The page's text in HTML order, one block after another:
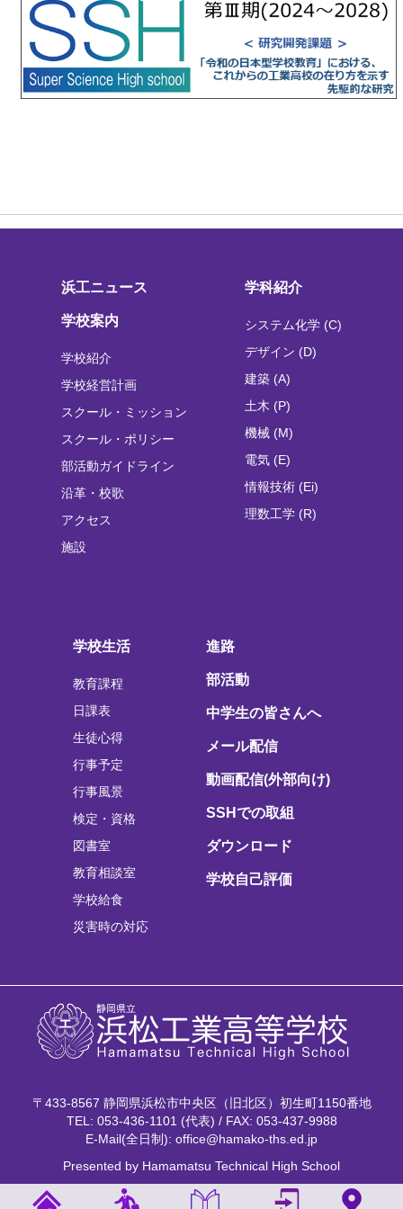
浜工ニュース
学校案内
学校紹介
学校経営計画
スクール・ミッション
スクール・ポリシー
部活動ガイドライン
沿革・校歌
アクセス
施設
学科紹介
システム化学 (C)
デザイン (D)
建築 (A)
土木 (P)
機械 (M)
電気 (E)
情報技術 (Ei)
理数工学 (R)
学校生活
教育課程
日課表
生徒心得
行事予定
行事風景
検定・資格
図書室
教育相談室
学校給食
災害時の対応
進路
部活動
中学生の皆さんへ
メール配信
動画配信(外部向け)
SSHでの取組
ダウンロード
学校自己評価
〒433-8567 静岡県浜松市中央区（旧北区）初生町1150番地
TEL: 053-436-1101 (代表) / FAX: 053-437-9988
E-Mail(全日制): office@hamako-ths.ed.jp
Presented by Hamamatsu Technical High School